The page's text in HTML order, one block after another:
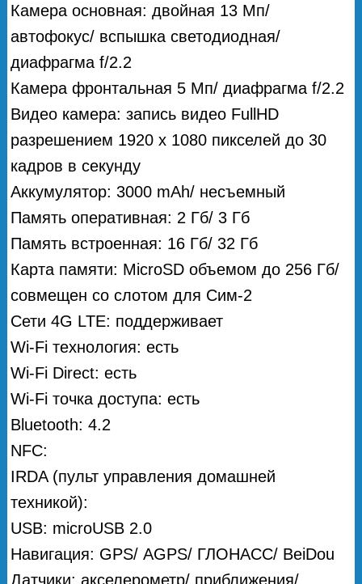
Камера основная: двойная 13 Мп/
автофокус/ вспышка светодиодная/
диафрагма f/2.2
Камера фронтальная 5 Мп/ диафрагма f/2.2
Видео камера: запись видео FullHD
разрешением 1920 х 1080 пикселей до 30
кадров в секунду
Аккумулятор: 3000 mAh/ несъемный
Память оперативная: 2 Гб/ 3 Гб
Память встроенная: 16 Гб/ 32 Гб
Карта памяти: MicroSD объемом до 256 Гб/
совмещен со слотом для Сим-2
Сети 4G LTE: поддерживает
Wi-Fi технология: есть
Wi-Fi Direct: есть
Wi-Fi точка доступа: есть
Bluetooth: 4.2
NFC:
IRDA (пульт управления домашней
техникой):
USB: microUSB 2.0
Навигация: GPS/ АGPS/ ГЛОНАСС/ BeiDou
Датчики: акселерометр/ приближения/